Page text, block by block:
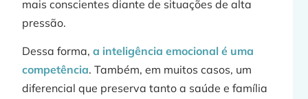
mais conscientes diante de situações de alta
pressão.
Dessa forma, a inteligência emocional é uma
competência. Também, em muitos casos, um
diferencial que preserva tanto a saúde e família